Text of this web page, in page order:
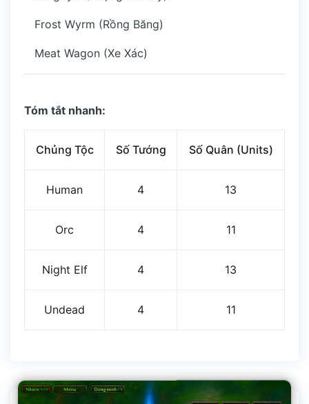
Frost Wyrm (Rồng Băng)
Meat Wagon (Xe Xác)
Tóm tắt nhanh:
Chủng Tộc Số Tướng Số Quân (Units)
Human 4 13
Orc 4 11
Night Elf 4 13
Undead 4 11